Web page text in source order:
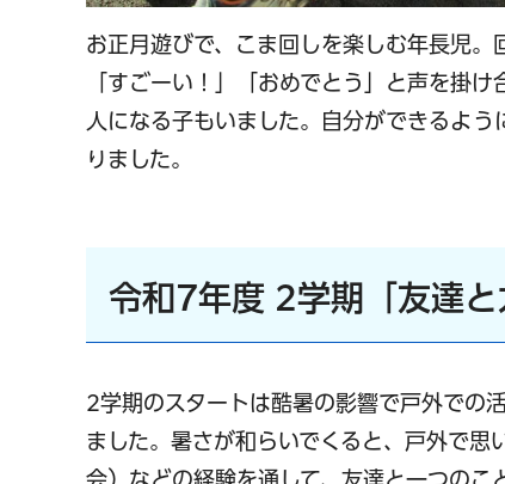
お正月遊びで、こま回しを楽しむ年長児
「すごーい！」「おめでとう」と声を掛
人になる子もいました。自分ができるよ
りました。
令和7年度 2学期「友達と
2学期のスタートは酷暑の影響で戸外での
ました。暑さが和らいでくると、戸外で
会）などの経験を通して、友達と一つのこ